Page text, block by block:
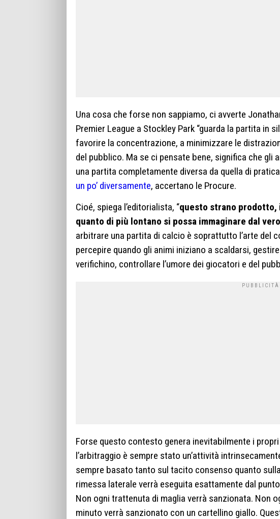
Una cosa che forse non sappiamo, ci avverte
Premier League a Stockley Park “guarda la partita in
favorire la concentrazione, a minimizzare le
del pubblico. Ma se ci pensate bene, significa che
una partita completamente diversa da quella di
un po’ diversamente, accertano le Procure.
Cioé, spiega l’editorialista, “questo strano prodotto,
quanto di più lontano si possa immaginare dal
arbitrare una partita di calcio è soprattutto l’arte del
percepire quando gli animi iniziano a scaldarsi,
verifichino, controllare l’umore dei giocatori e del
Forse questo contesto genera inevitabilmente i propri
l’arbitraggio è sempre stato un’attività
sempre basato tanto sul tacito consenso quanto
rimessa laterale verrà eseguita esattamente dal
Non ogni trattenuta di maglia verrà sanzionata. Non
minuto verrà sanzionato con un cartellino giallo.